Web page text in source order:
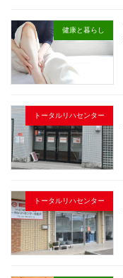
健康と暮らし
トータルリハセンター
トータルリハセンター